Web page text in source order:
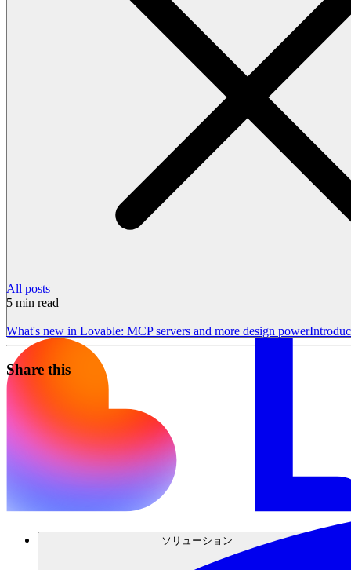
ソリューション
All posts
5 min read
What's new in Lovable: MCP servers and more design power
Share this